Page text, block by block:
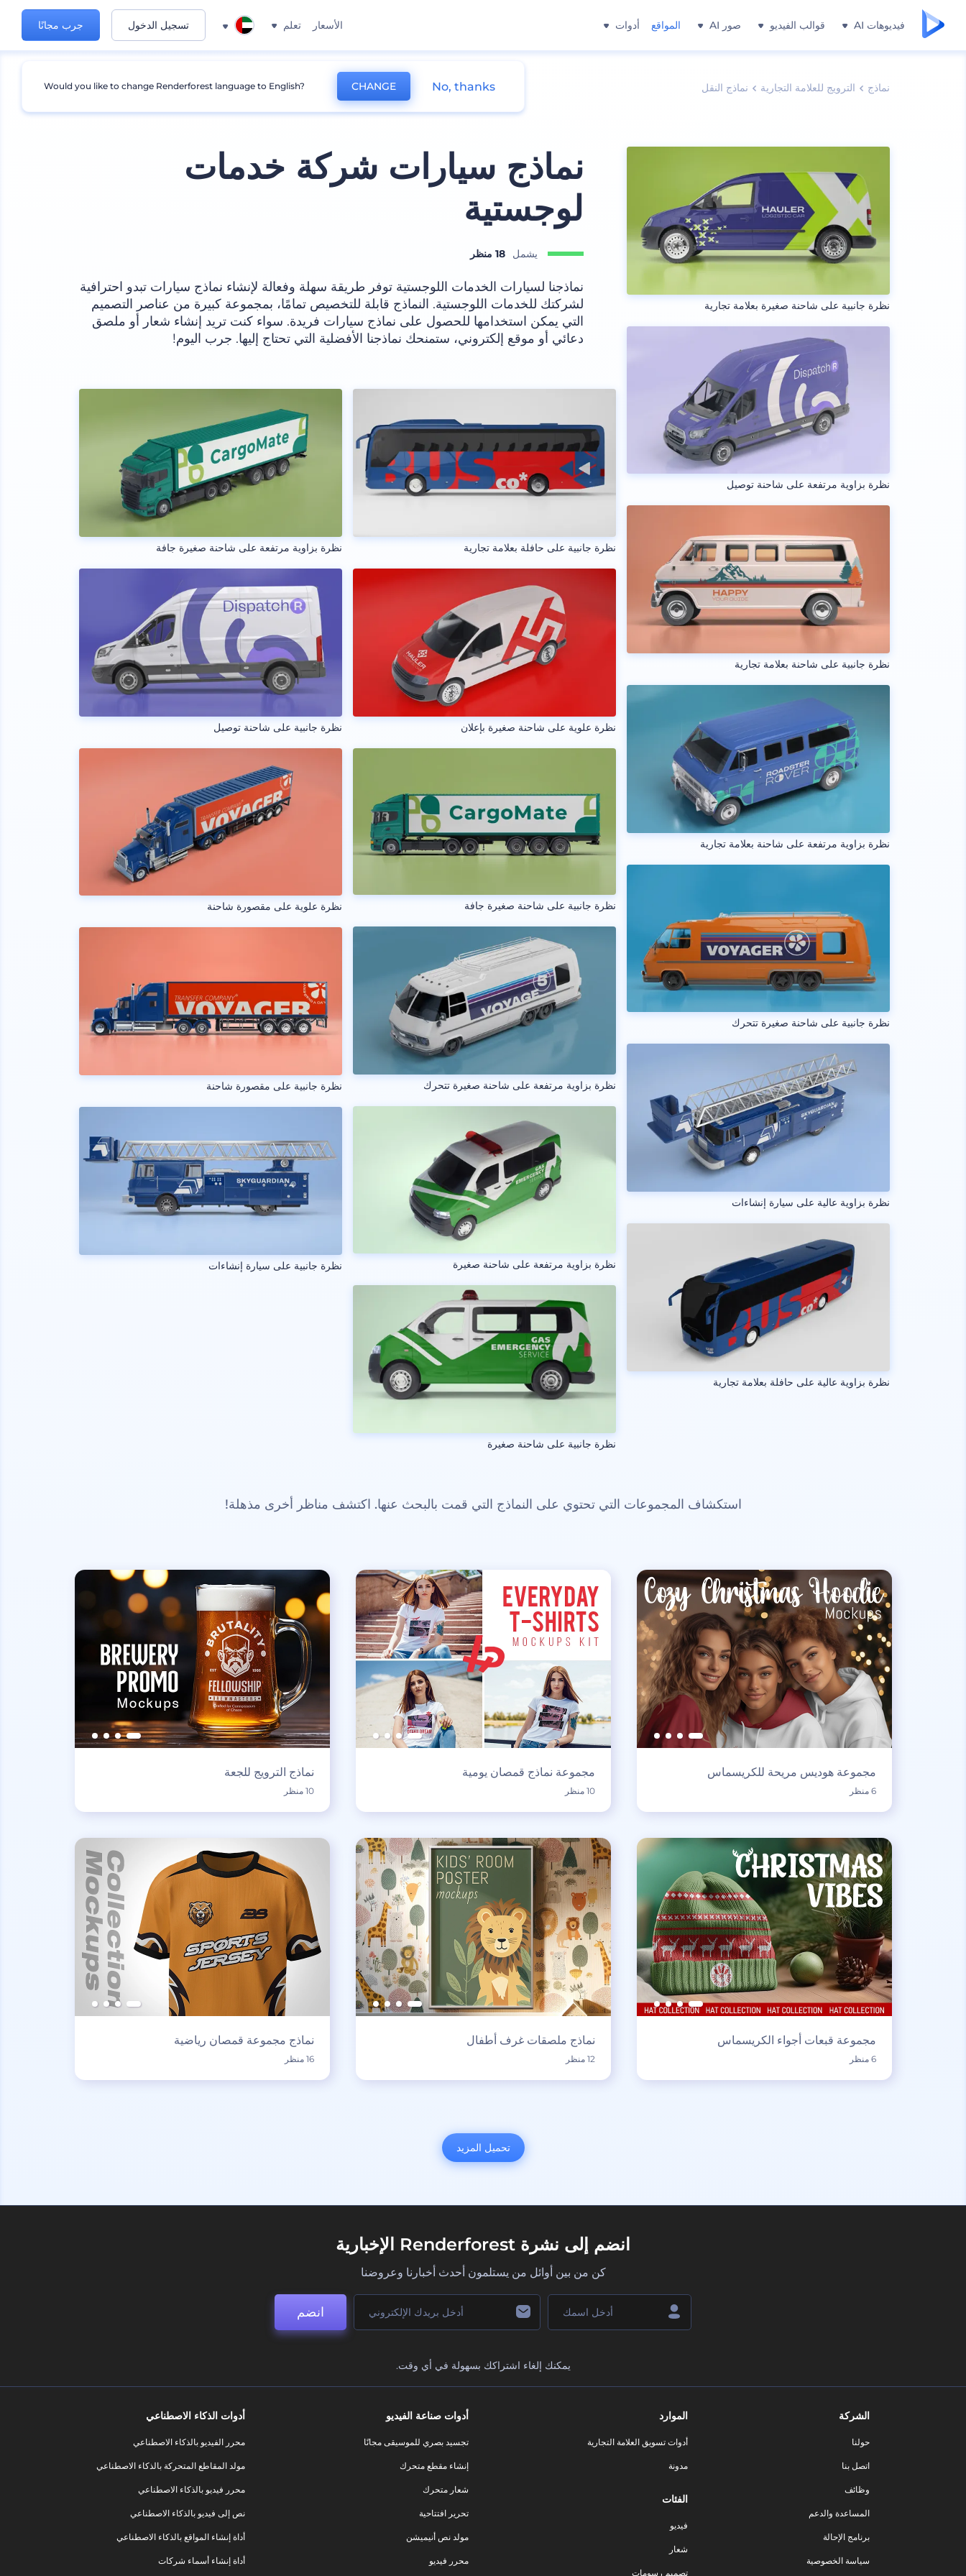
فيديوهات AI قوالب الفيديو صور AI المواقع أدوات الأسعار تعلم تسجيل الدخول جرب مجانًا
نماذج الترويج للعلامة التجارية نماذج النقل
نظرة جانبية على شاحنة صغيرة بعلامة تجارية
نظرة بزاوية مرتفعة على شاحنة توصيل
نظرة جانبية على شاحنة بعلامة تجارية
نظرة بزاوية مرتفعة على شاحنة بعلامة تجارية
نظرة جانبية على شاحنة صغيرة تتحرك
نظرة بزاوية عالية على سيارة إنشاءات
نظرة بزاوية عالية على حافلة بعلامة تجارية
نماذج سيارات شركة خدمات
لوجستية
يشمل 18 منظر
نماذجنا لسيارات الخدمات اللوجستية توفر طريقة سهلة وفعالة لإنشاء نماذج سيارات تبدو احترافية
لشركتك للخدمات اللوجستية. النماذج قابلة للتخصيص تمامًا، بمجموعة كبيرة من عناصر التصميم
التي يمكن استخدامها للحصول على نماذج سيارات فريدة. سواء كنت تريد إنشاء شعار أو ملصق
دعائي أو موقع إلكتروني، ستمنحك نماذجنا الأفضلية التي تحتاج إليها. جرب اليوم!
نظرة جانبية على حافلة بعلامة تجارية
نظرة علوية على شاحنة صغيرة بإعلان
نظرة جانبية على شاحنة صغيرة جافة
نظرة بزاوية مرتفعة على شاحنة صغيرة تتحرك
نظرة بزاوية مرتفعة على شاحنة صغيرة
نظرة جانبية على شاحنة صغيرة
نظرة بزاوية مرتفعة على شاحنة صغيرة جافة
نظرة جانبية على شاحنة توصيل
نظرة علوية على مقصورة شاحنة
نظرة جانبية على مقصورة شاحنة
نظرة جانبية على سيارة إنشاءات
استكشاف المجموعات التي تحتوي على النماذج التي قمت بالبحث عنها. اكتشف مناظر أخرى مذهلة!
مجموعة هوديس مريحة للكريسماس
6 منظر
مجموعة نماذج قمصان يومية
10 منظر
نماذج الترويج للجعة
10 منظر
مجموعة قبعات أجواء الكريسماس
6 منظر
نماذج ملصقات غرف أطفال
12 منظر
نماذج مجموعة قمصان رياضية
16 منظر
تحميل المزيد
انضم إلى نشرة Renderforest الإخبارية
كن من بين أوائل من يستلمون أحدث أخبارنا وعروضنا
انضم
يمكنك إلغاء اشتراكك بسهولة في أي وقت.
الشركة
حولنا
اتصل بنا
وظائف
المساعدة والدعم
برنامج الإحالة
سياسة الخصوصية
الموارد
أدوات تسويق العلامة التجارية
مدونة
الفئات
فيديو
شعار
تصميم رسومات
أدوات صناعة الفيديو
تجسيد بصري للموسيقى مجانًا
إنشاء مقطع متحرك
شعار متحرك
تحرير افتتاحية
مولد نص أنيميشن
محرر فيديو
أدوات الذكاء الاصطناعي
محرر الفيديو بالذكاء الاصطناعي
مولد المقاطع المتحركة بالذكاء الاصطناعي
محرر فيديو بالذكاء الاصطناعي
نص إلى فيديو بالذكاء الاصطناعي
أداة إنشاء المواقع بالذكاء الاصطناعي
أداة إنشاء أسماء شركات
Would you like to change Renderforest language to English? CHANGE No, thanks